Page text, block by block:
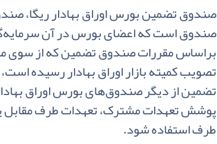
صندوق تضمین بورس اوراق بهادار ریگا،
صندوق است که اعضای بورس در آن
براساس مقررات صندوق تضمین که از سوی
تصویب کمیته بازار اوراق بهادار رسیده
تضمین از دیگر صندوق‌های بورس اوراق
پوشش تعهدات مشترک، تعهدات طرف مقابل
طرف استفاده شود.